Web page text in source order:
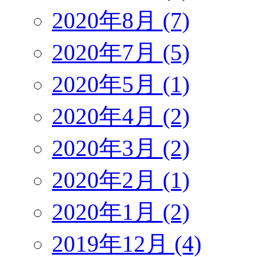
2020年8月 (7)
2020年7月 (5)
2020年5月 (1)
2020年4月 (2)
2020年3月 (2)
2020年2月 (1)
2020年1月 (2)
2019年12月 (4)